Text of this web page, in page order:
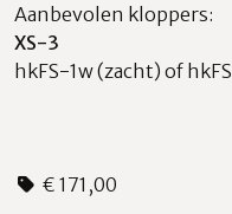
Aanbevolen kloppers:
XS-3
hkFS-1w (zacht) of
€ 171,00